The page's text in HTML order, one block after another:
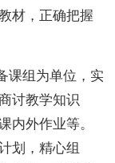
材，正确把握
课组为单位，实
讨教学知识
内外作业等。
划，精心组